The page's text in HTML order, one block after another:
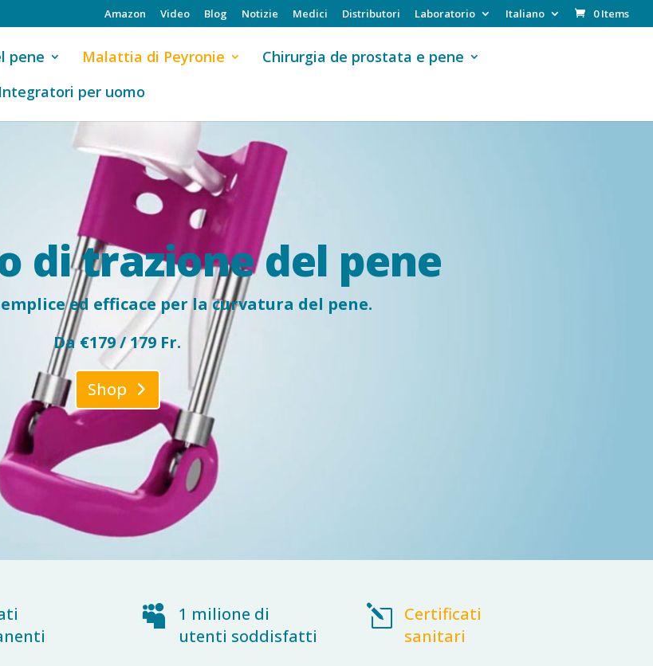
Amazon Video Blog Notizie Medici Distributori Laboratorio Italiano 0 Items
pene Malattia di Peyronie
Chirurgia de prostata e pene
Integratori per uomo
di trazione del pene
ed efficace per la curvatura del pene.
Da €179 / 179 Fr.
Shop

1 milione di
utenti soddisfatti
l Certificati
sanitari